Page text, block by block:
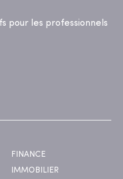
pour les professionnels
FINANCE
IMMOBILIER